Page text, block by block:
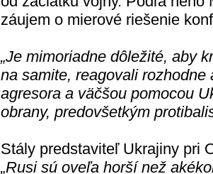
záujem o mierové riešenie
„Je mimoriadne dôležité, aby
na samite, reagovali
agresora a väčšou pomocou
obrany, predovšetkým
Stály predstaviteľ Ukrajiny pri
„Rusi sú oveľa horší než